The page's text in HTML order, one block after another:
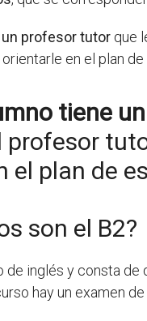
profesor tutor que
en el plan de
tiene
profesor
el plan de
son el B2?
de inglés y consta
hay un examen